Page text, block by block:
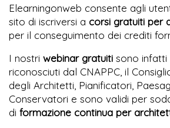
Elearningonweb consente agli
sito di iscriversi a corsi gratuiti per
per il conseguimento dei crediti
I nostri webinar gratuiti sono infatti
riconosciuti dal CNAPPC, il
degli Architetti, Pianificatori,
Conservatori e sono validi per
di formazione continua per